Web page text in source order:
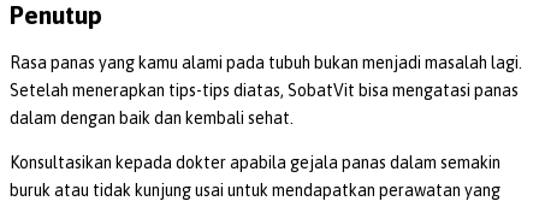
Penutup
Rasa panas yang kamu alami pada tubuh bukan menjadi masalah lagi.
Setelah menerapkan tips-tips diatas, SobatVit bisa mengatasi panas
dalam dengan baik dan kembali sehat.
Konsultasikan kepada dokter apabila gejala panas dalam semakin
buruk atau tidak kunjung usai untuk mendapatkan perawatan yang